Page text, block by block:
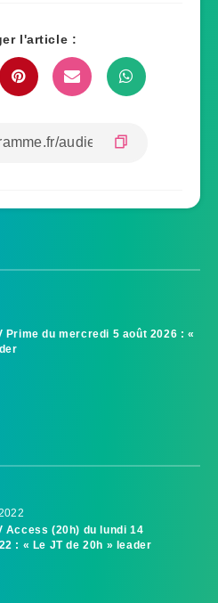
l'article :
Prime du mercredi 5 août 2026 : «
Access (20h) du lundi 14
: « Le JT de 20h » leader